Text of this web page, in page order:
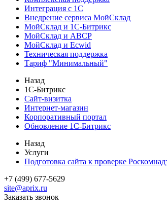
Интеграция с 1С
Внедрение сервиса МойСклад
МойСклад и 1С-Битрикс
МойСклад и ABCP
МойСклад и Ecwid
Техническая поддержка
Тариф "Минимальный"
Назад
1С-Битрикс
Сайт-визитка
Интернет-магазин
Корпоративный портал
Обновление 1С-Битрикс
Назад
Услуги
Подготовка сайта к проверке
+7 (499) 677-5629
site@aprix.ru
Заказать звонок